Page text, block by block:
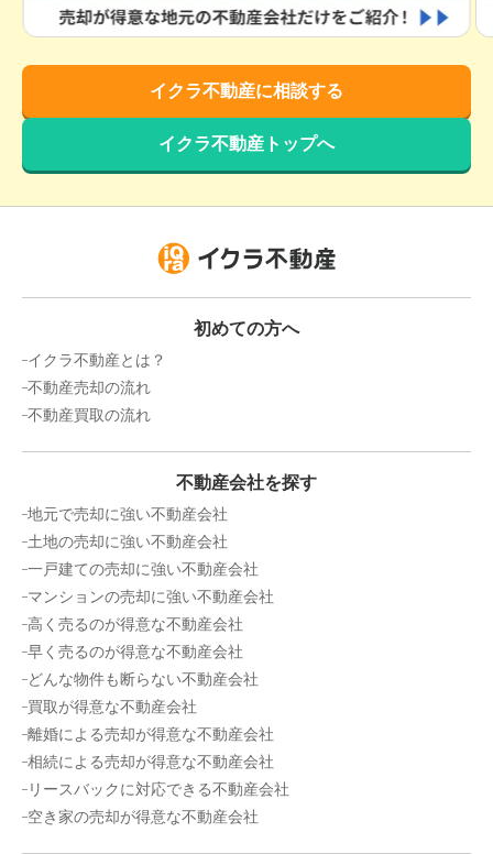
レーベンハイム亀戸シャリテ
専有面積:71
1,600 2018年5月
専有面積:30
万円
ソーケン日暮里マンション
階数:5階 専有面積:43㎡
2,000万円
ワコーレ田端
階数:5階
2,200 万円
ウィン南千住エクシオン
階数: 12 階
イクラ不動産に相談する
イクラ不動産トップへ
初めての方へ
イクラ不動産とは？
不動産売却の流れ
不動産買取の流れ
不動産会社を探す
地元で売却に強い不動産会社
土地の売却に強い不動産会社
一戸建ての売却に強い不動産会社
マンションの売却に強い不動産会社
高く売るのが得意な不動産会社
早く売るのが得意な不動産会社
どんな物件も断らない不動産会社
買取が得意な不動産会社
離婚による売却が得意な不動産会社
相続による売却が得意な不動産会社
リースバックに対応できる不動産会社
空き家の売却が得意な不動産会社